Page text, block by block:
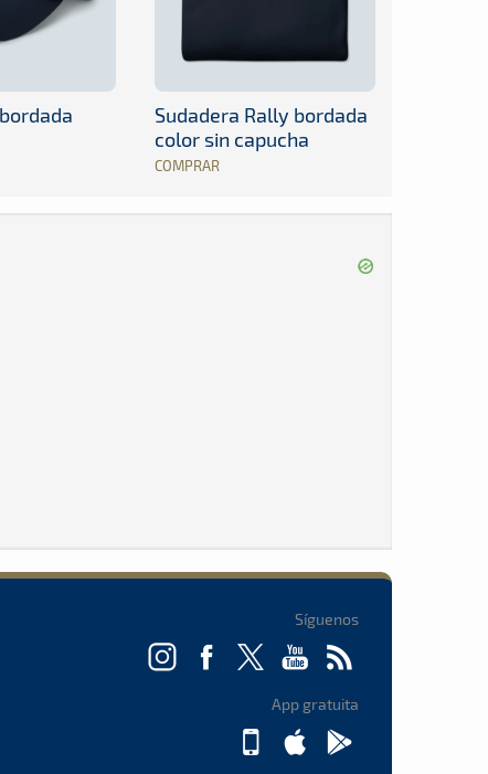
Sudadera Rally bordada
color sin capucha
COMPRAR
Síguenos
App gratuita